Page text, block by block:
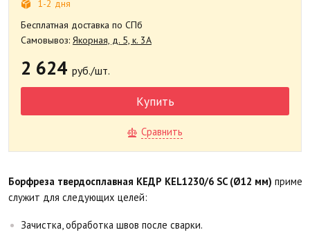
1-2 дня
Бесплатная доставка по СПб
Самовывоз: Якорная, д. 5, к. 3А
2 624 руб./шт.
Купить
Сравнить
Борфреза твердосплавная КЕДР KEL1230/6 SC (Ø12 мм)
служит для следующих целей:
Зачистка, обработка швов после сварки.